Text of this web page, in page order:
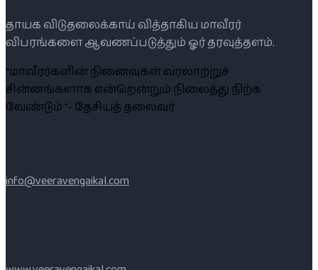
தாயக விடுதலைக்காய் வித்தாகிய மாவீரர்
விபரங்களை ஆவணப்படுத்தும் ஓர் தரவுத்தளம்.
“மாவீரர்களின் நினைவுகள் வரலாற்றுச்
சின்னங்களாக என்றென்றும் நிலைத்து நிற்க
வேண்டும் ”- தேசியத் தலைவர்
info@veeravengaikal.com